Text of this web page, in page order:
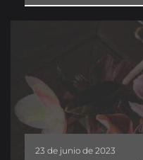
23 de junio de 2023